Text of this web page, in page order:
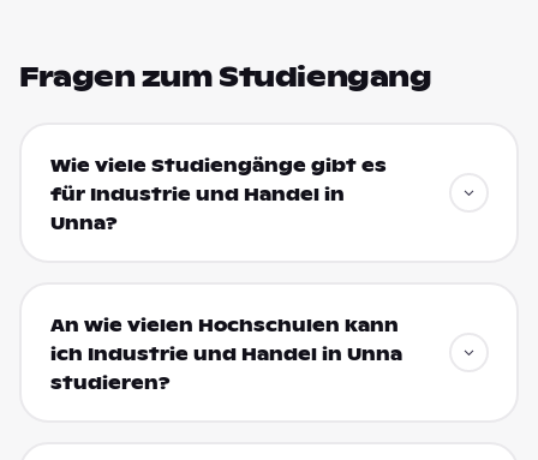
Fragen zum Studiengang
Wie viele Studiengänge gibt es
für Industrie und Handel in
Unna?
An wie vielen Hochschulen kann
ich Industrie und Handel in Unna
studieren?